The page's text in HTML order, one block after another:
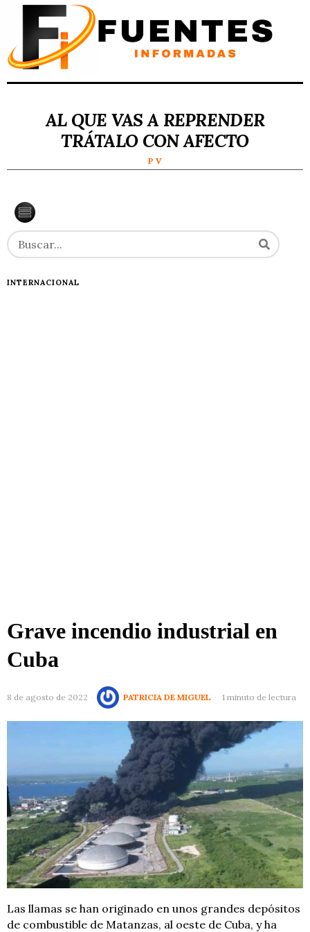
AL QUE VAS A REPRENDER
TRÁTALO CON AFECTO
P V
INTERNACIONAL
Grave incendio industrial en
Cuba
8 de agosto de 2022 PATRICIA DE MIGUEL 1 minuto de lectura
Las llamas se han originado en unos grandes depósitos
de combustible de Matanzas, al oeste de Cuba, y ha